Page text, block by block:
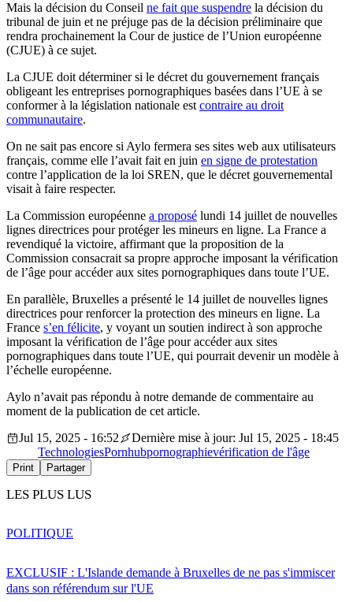
Mais la décision du Conseil ne fait que suspendre la décision du
tribunal de juin et ne préjuge pas de la décision préliminaire que
rendra prochainement la Cour de justice de l’Union européenne
(CJUE) à ce sujet.
La CJUE doit déterminer si le décret du gouvernement français
obligeant les entreprises pornographiques basées dans l’UE à se
conformer à la législation nationale est contraire au droit
communautaire.
On ne sait pas encore si Aylo fermera ses sites web aux utilisateurs
français, comme elle l’avait fait en juin en signe de protestation
contre l’application de la loi SREN, que le décret gouvernemental
visait à faire respecter.
La Commission européenne a proposé lundi 14 juillet de nouvelles
lignes directrices pour protéger les mineurs en ligne. La France a
revendiqué la victoire, affirmant que la proposition de la
Commission consacrait sa propre approche imposant la vérification
de l’âge pour accéder aux sites pornographiques dans toute l’UE.
En parallèle, Bruxelles a présenté le 14 juillet de nouvelles lignes
directrices pour renforcer la protection des mineurs en ligne. La
France s’en félicite, y voyant un soutien indirect à son approche
imposant la vérification de l’âge pour accéder aux sites
pornographiques dans toute l’UE, qui pourrait devenir un modèle à
l’échelle européenne.
Aylo n’avait pas répondu à notre demande de commentaire au
moment de la publication de cet article.
Jul 15, 2025 - 16:52
Dernière mise à jour: Jul 15, 2025 - 18:45
TechnologiesPornhubpornographievérification de l'âge
Print Partager
LES PLUS LUS
EXCLUSIF : L'Islande demande à Bruxelles de ne pas s'immiscer
dans son référendum sur l'UE
POLITIQUE